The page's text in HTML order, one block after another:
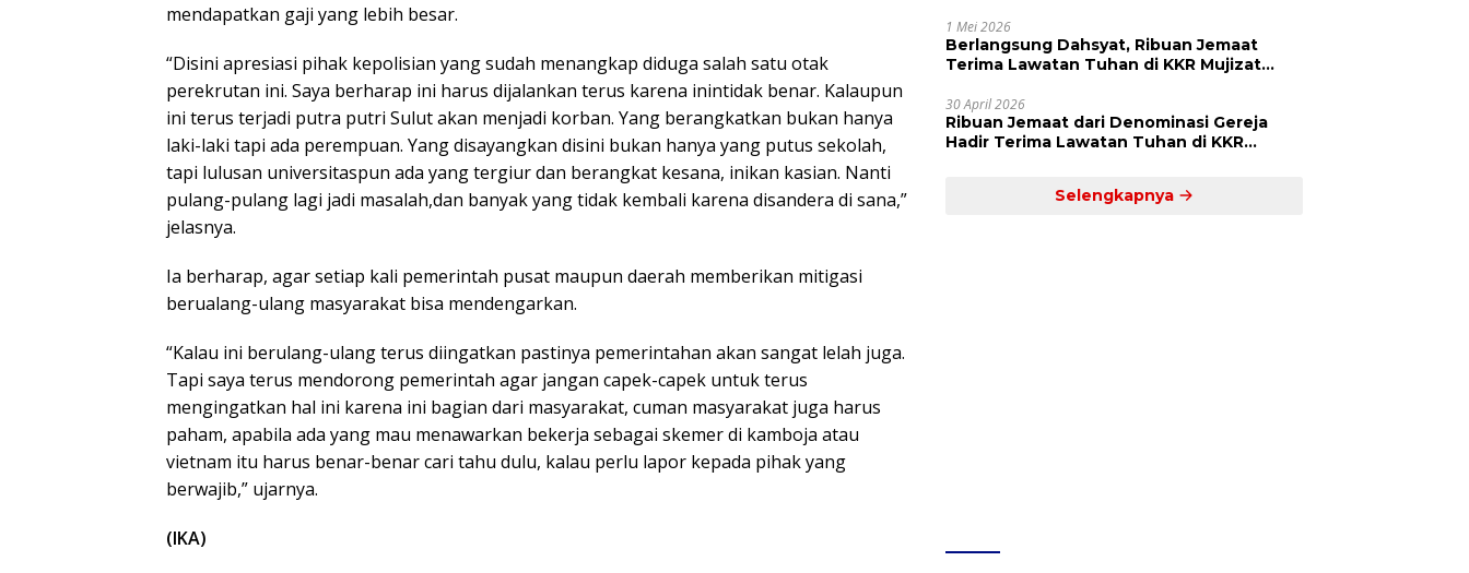
mendapatkan gaji yang lebih besar.
“Disini apresiasi pihak kepolisian yang sudah menangkap diduga salah satu otak
perekrutan ini. Saya berharap ini harus dijalankan terus karena inintidak benar. Kalaupun
ini terus terjadi putra putri Sulut akan menjadi korban. Yang berangkatkan bukan hanya
laki-laki tapi ada perempuan. Yang disayangkan disini bukan hanya yang putus sekolah,
tapi lulusan universitaspun ada yang tergiur dan berangkat kesana, inikan kasian. Nanti
pulang-pulang lagi jadi masalah,dan banyak yang tidak kembali karena disandera di sana,”
jelasnya.
Ia berharap, agar setiap kali pemerintah pusat maupun daerah memberikan mitigasi
berualang-ulang masyarakat bisa mendengarkan.
“Kalau ini berulang-ulang terus diingatkan pastinya pemerintahan akan sangat lelah juga.
Tapi saya terus mendorong pemerintah agar jangan capek-capek untuk terus
mengingatkan hal ini karena ini bagian dari masyarakat, cuman masyarakat juga harus
paham, apabila ada yang mau menawarkan bekerja sebagai skemer di kamboja atau
vietnam itu harus benar-benar cari tahu dulu, kalau perlu lapor kepada pihak yang
berwajib,” ujarnya.
(IKA)
1 Mei 2026
Berlangsung Dahsyat, Ribuan Jemaat
Terima Lawatan Tuhan di KKR Mujizat
30 April 2026
Ribuan Jemaat dari Denominasi Gereja
Hadir Terima Lawatan Tuhan di KKR
Selengkapnya